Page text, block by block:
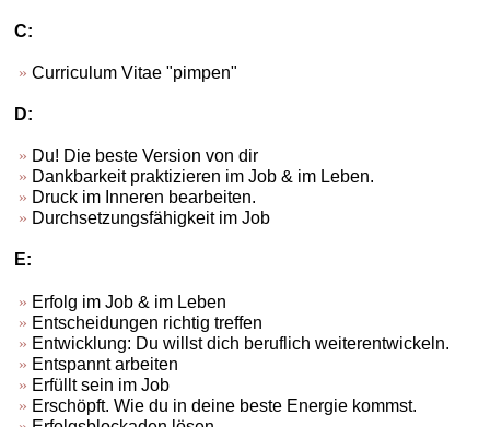
C:
Curriculum Vitae "pimpen"
D:
Du! Die beste Version von dir
Dankbarkeit praktizieren im Job & im Leben.
Druck im Inneren bearbeiten.
Durchsetzungsfähigkeit im Job
E:
Erfolg im Job & im Leben
Entscheidungen richtig treffen
Entwicklung: Du willst dich beruflich weiterentwickeln.
Entspannt arbeiten
Erfüllt sein im Job
Erschöpft. Wie du in deine beste Energie kommst.